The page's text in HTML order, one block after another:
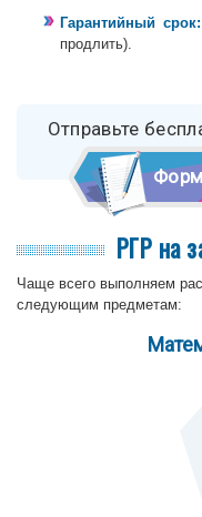
Гарантийный срок:
продлить).
Отправьте
РГР на
Чаще всего выполняем
следующим предметам: